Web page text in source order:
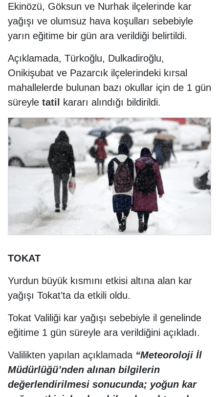
Ekinözü, Göksun ve Nurhak ilçelerinde kar
yağışı ve olumsuz hava koşulları sebebiyle
yarın eğitime bir gün ara verildiği belirtildi.
Açıklamada, Türkoğlu, Dulkadiroğlu,
Onikişubat ve Pazarcık ilçelerindeki kırsal
mahallelerde bulunan bazı okullar için de 1 gün
süreyle tatil kararı alındığı bildirildi.
TOKAT
Yurdun büyük kısmını etkisi altına alan kar
yağışı Tokat’ta da etkili oldu.
Tokat Valiliği kar yağışı sebebiyle il genelinde
eğitime 1 gün süreyle ara verildiğini açıkladı.
Valilikten yapılan açıklamada “Meteoroloji İl
Müdürlüğü’nden alınan bilgilerin
değerlendirilmesi sonucunda; yoğun kar